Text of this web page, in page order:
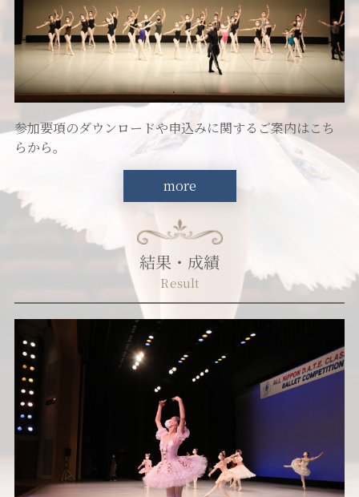
参加要項のダウンロードや申込みに関するご案内はこち
らから。
more
結果・成績
Result